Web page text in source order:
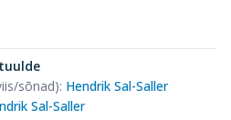
sõnad): Hendrik Sal-Saller
Sal-Saller